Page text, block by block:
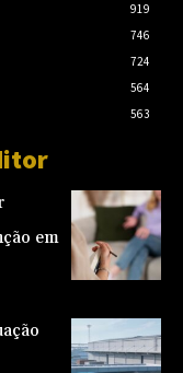
919
746
724
564
563
em